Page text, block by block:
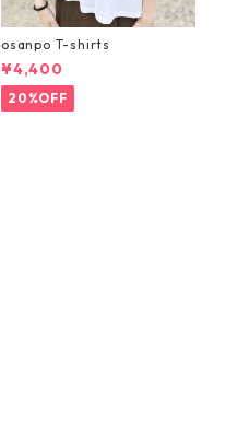
osanpo T-shirts
¥4,400
20%OFF